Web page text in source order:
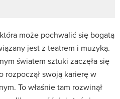
może pochwalić się bogatą
jest z teatrem i muzyką.
światem sztuki zaczęła się
rozpoczął swoją karierę w
To właśnie tam rozwinął